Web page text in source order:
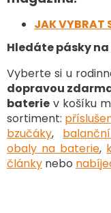
JAK VYBRAT
Hledáte pásky
Vyberte si u
dopravou
baterie v košíku
sortiment:
bzučáky,
obaly na baterie,
články nebo